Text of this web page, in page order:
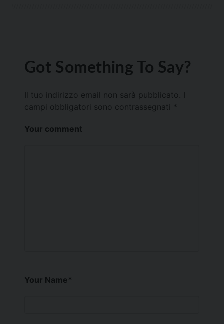
Got Something To Say?
Il tuo indirizzo email non sarà pubblicato.
campi obbligatori sono contrassegnati *
Your comment
Your Name*